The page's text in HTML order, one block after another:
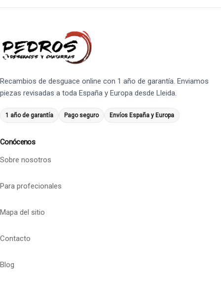
Recambios de desguace online con 1 año de garantía. Enviamos
piezas revisadas a toda España y Europa desde Lleida.
1 año de garantía Pago seguro Envíos España y Europa
Conócenos
Sobre nosotros
Para profecionales
Mapa del sitio
Contacto
Blog